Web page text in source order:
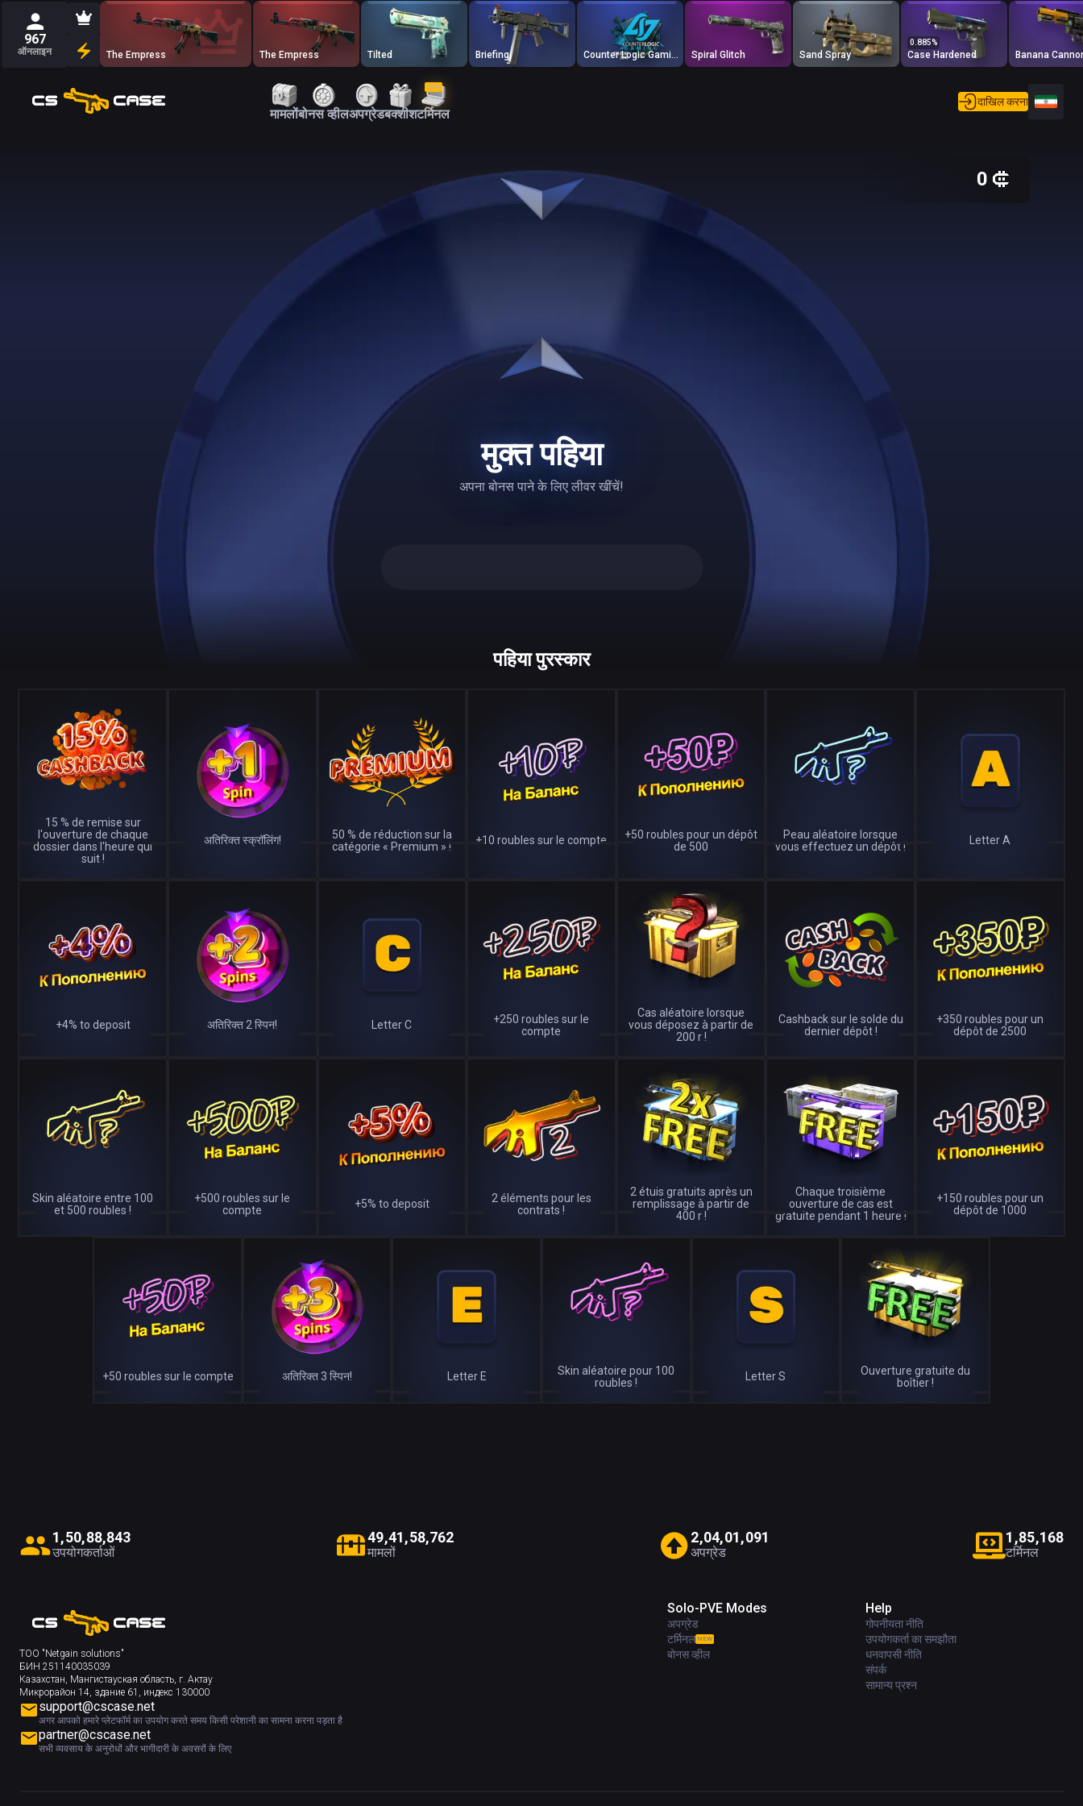
967
ऑनलाइन The Empress The Empress Tilted Briefing Counter Logic Gaming Spiral Glitch Sand Spray
0.885%
Case Hardened Banana
मामलोंबोनस व्हीलअपग्रेडबक्शीश
NEW
टर्मिनल
दाखिल करना
0
मुक्त पहिया
अपना बोनस पाने के लिए लीवर खींचें!
पहिया पुरस्कार
15 % de remise sur
l'ouverture de chaque
dossier dans l'heure qui
suit !
अतिरिक्त स्क्रॉलिंग!
50 % de réduction sur la
catégorie « Premium » !
+10 roubles sur le compte
+50 roubles pour un dépôt
de 500
Peau aléatoire lorsque
vous effectuez un dépôt !
Letter A
+4% to deposit अतिरिक्त 2 स्पिन! Letter C
+250 roubles sur le
compte
Cas aléatoire lorsque
vous déposez à partir de
200 r !
Cashback sur le solde du
dernier dépôt !
+350 roubles pour un
dépôt de 2500
Skin aléatoire entre 100
et 500 roubles !
+500 roubles sur le
compte
+5% to deposit
2 éléments pour les
contrats !
2 étuis gratuits après un
remplissage à partir de
400 r !
Chaque troisième
ouverture de cas est
gratuite pendant 1 heure !
+150 roubles pour un
dépôt de 1000
+50 roubles sur le compte अतिरिक्त 3 स्पिन! Letter E
Skin aléatoire pour 100
roubles !
Letter S
Ouverture gratuite du
boîtier !
1,50,88,843
उपयोगकर्ताओं
49,41,58,762
मामलों
2,04,01,091
अपग्रेड
1 ,85,168
टर्मिनल
ТОО "Netgain solutions"
БИН 251140035039
Казахстан, Мангистауская область, г. Актау
Микрорайон 14, здание 61, индекс 130000
support@cscase.net
अगर आपको हमारे प्लेटफॉर्म का उपयोग करते समय किसी परेशानी का सामना करना पड़ता है
partner@cscase.net
सभी व्यवसाय के अनुरोधों और भागीदारी के अवसरों के लिए
Solo-PVE Modes
अपग्रेड
टर्मिनल NEW
बोनस व्हील
Help
गोपनीयता नीति
उपयोगकर्ता का समझौता
धनवापसी नीति
संपर्क
सामान्य प्रश्न